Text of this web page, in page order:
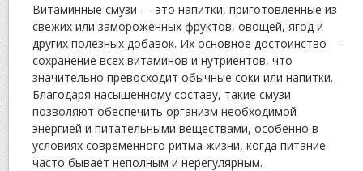
Витаминные смузи — это напитки, приготовленные из
свежих или замороженных фруктов, овощей, ягод и
других полезных добавок. Их основное достоинство —
сохранение всех витаминов и нутриентов, что
значительно превосходит обычные соки или напитки.
Благодаря насыщенному составу, такие смузи
позволяют обеспечить организм необходимой
энергией и питательными веществами, особенно в
условиях современного ритма жизни, когда питание
часто бывает неполным и нерегулярным.